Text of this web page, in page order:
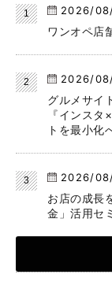
2026/
ワンオペ店
2026/
グルメサイ
『インス
トを最小化
2026/
お店の成長
金」活用セ